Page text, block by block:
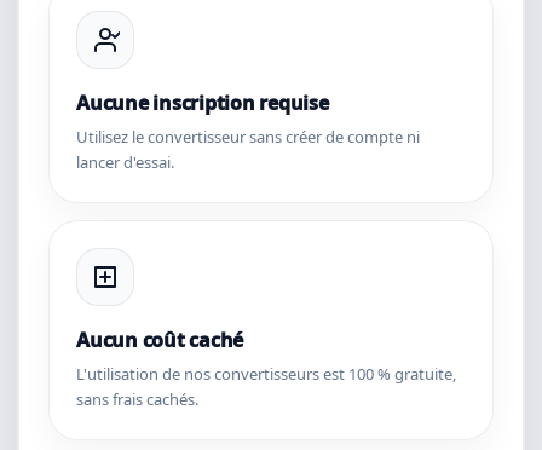
Aucune inscription requise
Utilisez le convertisseur sans créer de compte ni
lancer d'essai.
Aucun coût caché
L'utilisation de nos convertisseurs est 100 % gratuite,
sans frais cachés.